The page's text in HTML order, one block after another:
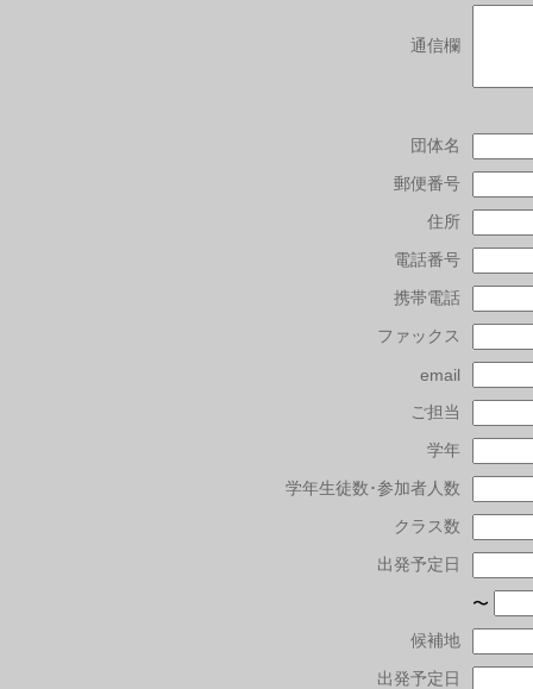
通信欄
団体名
郵便番号
住所
電話番号
携帯電話
ファックス
email
ご担当
学年
学年生徒数･参加者人数
クラス数
出発予定日
〜
候補地
出発予定日